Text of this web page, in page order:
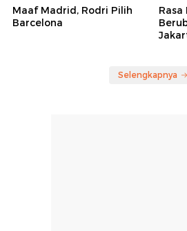
Maaf Madrid, Rodri Pilih
Barcelona
Rasa
Selengkapnya